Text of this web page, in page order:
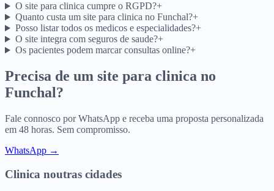
O site para clinica cumpre o RGPD?+
Quanto custa um site para clinica no Funchal?+
Posso listar todos os medicos e especialidades?+
O site integra com seguros de saude?+
Os pacientes podem marcar consultas online?+
Precisa de um site para clinica no
Funchal ?
Fale connosco por WhatsApp e receba uma proposta personalizada
em 48 horas. Sem compromisso.
WhatsApp →
Clinica noutras cidades